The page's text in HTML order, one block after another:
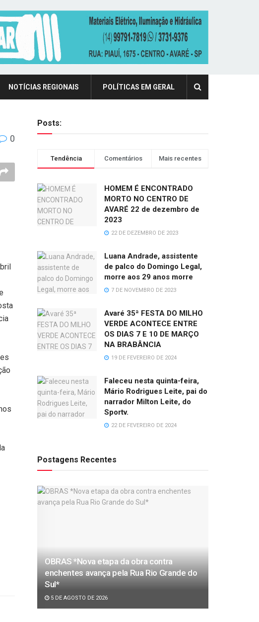
NOTÍCIAS REGIONAIS POLÍTICAS EM GERAL
0
Posts:
Tendência Comentários Mais recentes
HOMEM É ENCONTRADO
MORTO NO CENTRO DE
AVARÉ 22 de dezembro de
2023
22 DE DEZEMBRO DE 2023
Luana Andrade, assistente
de palco do Domingo Legal,
morre aos 29 anos morre
7 DE NOVEMBRO DE 2023
Avaré 35ª FESTA DO MILHO
VERDE ACONTECE ENTRE
OS DIAS 7 E 10 DE MARÇO
NA BRABÂNCIA
19 DE FEVEREIRO DE 2024
Faleceu nesta quinta-feira,
Mário Rodrigues Leite, pai do
narrador Milton Leite, do
Sportv.
22 DE FEVEREIRO DE 2024
Postagens Recentes
OBRAS *Nova etapa da obra contra
enchentes avança pela Rua Rio Grande do
Sul*
5 DE AGOSTO DE 2026